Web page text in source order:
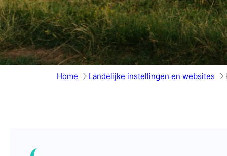
Home Landelijke instellingen en websites